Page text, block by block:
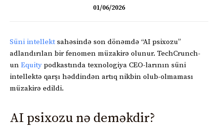
01/06/2026
Süni intellekt sahəsində son dönəmdə “AI psixozu”
adlandırılan bir fenomen müzakirə olunur. TechCrunch-
un Equity podkastında texnologiya CEO-larının süni
intellektə qarşı həddindən artıq nikbin olub-olmaması
müzakirə edildi.
AI psixozu nə deməkdir?